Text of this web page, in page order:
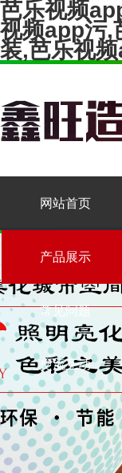
芭乐视频
视频app污,
装,芭乐视
网站首页
产品展示
常见问题
交流互动